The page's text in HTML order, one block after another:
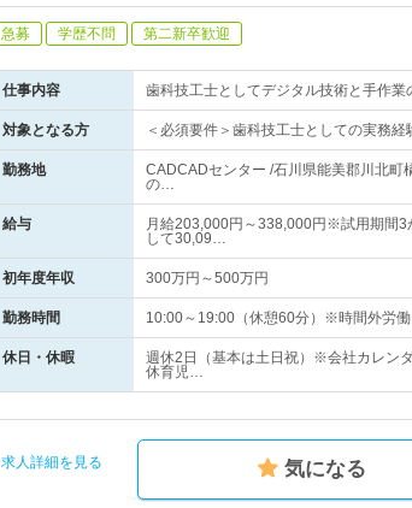
急募 学歴不問 第二新卒歓迎
仕事内容 歯科技工士としてデジタル技術と手作業
対象となる方 ＜必須要件＞歯科技工士としての実務
勤務地
CADCADセンター /石川県能美郡川北町
の…
給与
月給203,000円～338,000円※試用期間3
して30,09…
初年度年収 300万円～500万円
勤務時間 10:00～19:00（休憩60分）※時間外労働
休日・休暇
週休2日（基本は土日祝）※会社カレン
休育児…
求人詳細を見る 気になる